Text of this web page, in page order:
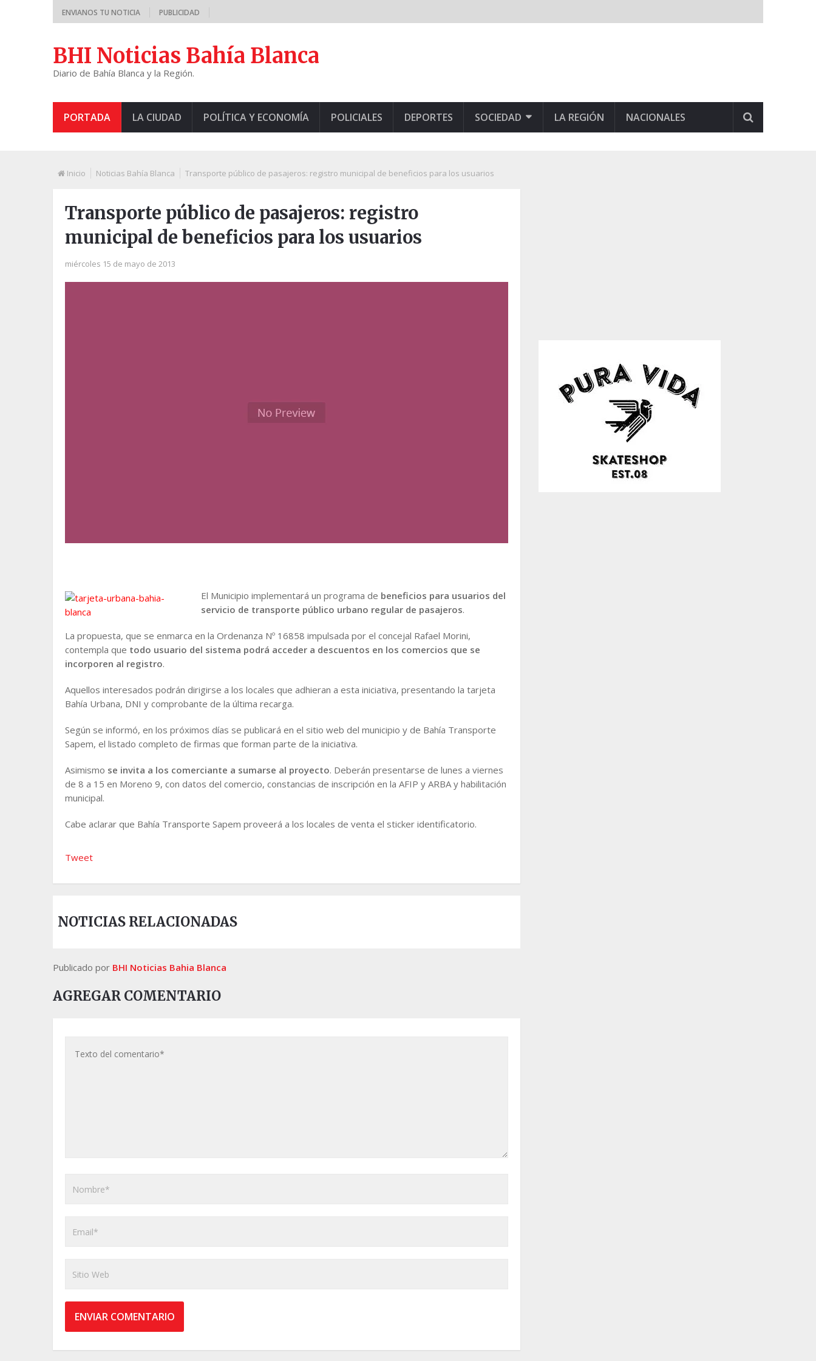
ENVIANOS TU NOTICIA PUBLICIDAD
BHI Noticias Bahía Blanca
Diario de Bahía Blanca y la Región.
PORTADA LA CIUDAD POLÍTICA Y ECONOMÍA POLICIALES DEPORTES SOCIEDAD LA REGIÓN NACIONALES
Inicio Noticias Bahía Blanca Transporte público de pasajeros: registro municipal de beneficios para los usuarios
Transporte público de pasajeros: registro
municipal de beneficios para los usuarios
miércoles 15 de mayo de 2013
El Municipio implementará un programa de beneficios para usuarios del
servicio de transporte público urbano regular de pasajeros.
La propuesta, que se enmarca en la Ordenanza Nº 16858 impulsada por el concejal Rafael Morini,
contempla que todo usuario del sistema podrá acceder a descuentos en los comercios que se
incorporen al registro.
Aquellos interesados podrán dirigirse a los locales que adhieran a esta iniciativa, presentando la tarjeta
Bahía Urbana, DNI y comprobante de la última recarga.
Según se informó, en los próximos días se publicará en el sitio web del municipio y de Bahía Transporte
Sapem, el listado completo de firmas que forman parte de la iniciativa.
Asimismo se invita a los comerciante a sumarse al proyecto. Deberán presentarse de lunes a viernes
de 8 a 15 en Moreno 9, con datos del comercio, constancias de inscripción en la AFIP y ARBA y habilitación
municipal.
Cabe aclarar que Bahía Transporte Sapem proveerá a los locales de venta el sticker identificatorio.
Tweet
NOTICIAS RELACIONADAS
Publicado por BHI Noticias Bahia Blanca
AGREGAR COMENTARIO